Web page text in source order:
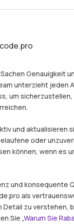
Genauigkeit
unterzieht jeden
um
und aktualisieren
oder
können, wenn es
und konsequente
als
zu verstehen,
Sie „Warum Sie